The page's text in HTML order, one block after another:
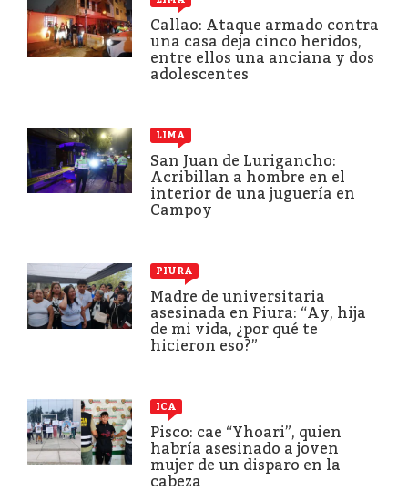
Callao: Ataque armado contra
una casa deja cinco heridos,
entre ellos una anciana y dos
adolescentes
LIMA
San Juan de Lurigancho:
Acribillan a hombre en el
interior de una juguería en
Campoy
PIURA
Madre de universitaria
asesinada en Piura: “Ay, hija
de mi vida, ¿por qué te
hicieron eso?”
ICA
Pisco: cae “Yhoari”, quien
habría asesinado a joven
mujer de un disparo en la
cabeza